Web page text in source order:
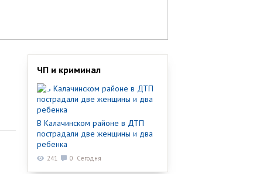
ЧП и криминал
В Калачинском районе в ДТП
пострадали две женщины и два
ребенка
241 0 Сегодня